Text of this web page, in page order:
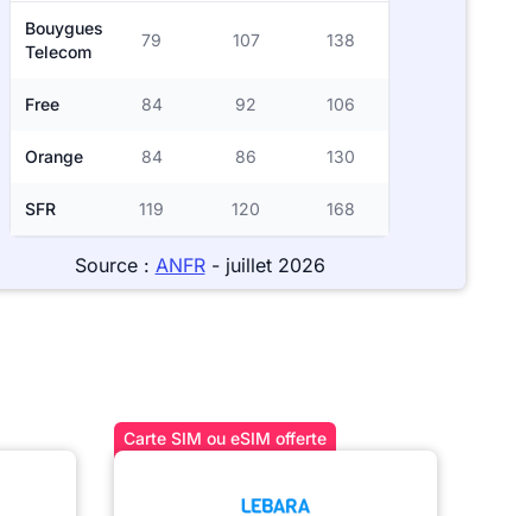
Bouygues
Telecom
79 107 138
Free 84 92 106
Orange 84 86 130
SFR 119 120 168
Source : ANFR- juillet 2026
Carte SIM ou eSIM offerte